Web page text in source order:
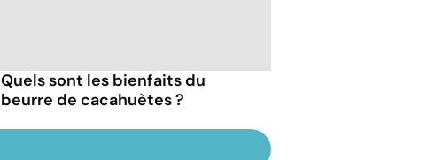
Quels sont les bienfaits du
beurre de cacahuètes ?